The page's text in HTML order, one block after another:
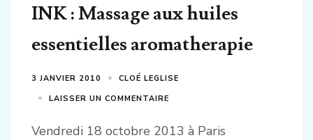
INK : Massage aux huiles
essentielles aromatherapie
3 JANVIER 2010
CLOÉ LEGLISE
LAISSER UN COMMENTAIRE
Vendredi 18 octobre 2013 à Paris